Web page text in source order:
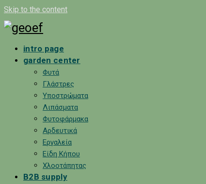
Skip to the content
intro page
garden center
Φυτά
Γλάστρες
Υποστρώματα
Λιπάσματα
Φυτοφάρμακα
Αρδευτικά
Εργαλεία
Είδη Κήπου
Χλοοτάπητας
B2B supply